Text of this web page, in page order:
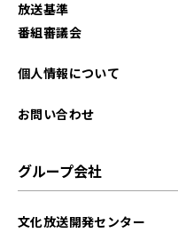
2024年05月
2024年02月
放送基準
番組審議会
個人情報について
お問い合わせ
グループ会社
文化放送開発センター